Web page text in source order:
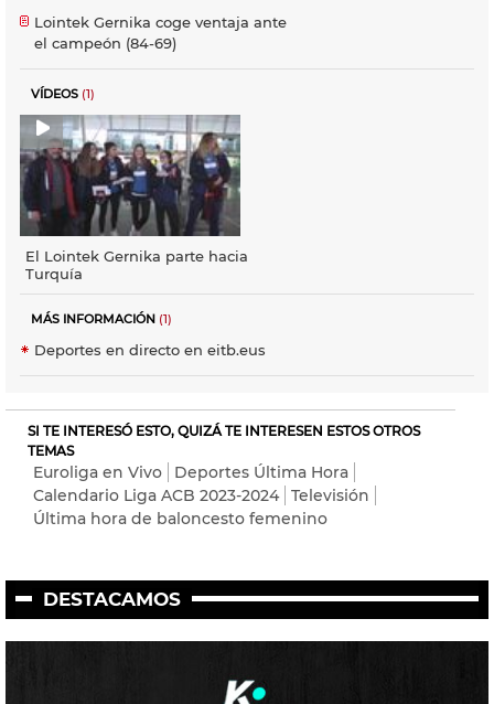
Lointek Gernika coge ventaja ante
el campeón (84-69)
VÍDEOS (1)
El Lointek Gernika parte hacia
Turquía
MÁS INFORMACIÓN (1)
Deportes en directo en eitb.eus
SI TE INTERESÓ ESTO, QUIZÁ TE INTERESEN ESTOS OTROS
TEMAS
Euroliga en Vivo
Deportes Última Hora
Calendario Liga ACB 2023-2024
Televisión
Última hora de baloncesto femenino
DESTACAMOS